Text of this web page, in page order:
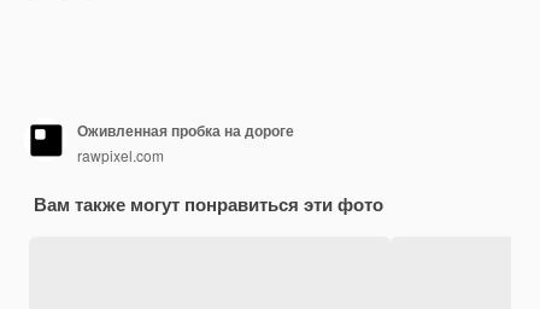
Оживленная пробка на дороге
rawpixel.com
Вам также могут понравиться эти фото